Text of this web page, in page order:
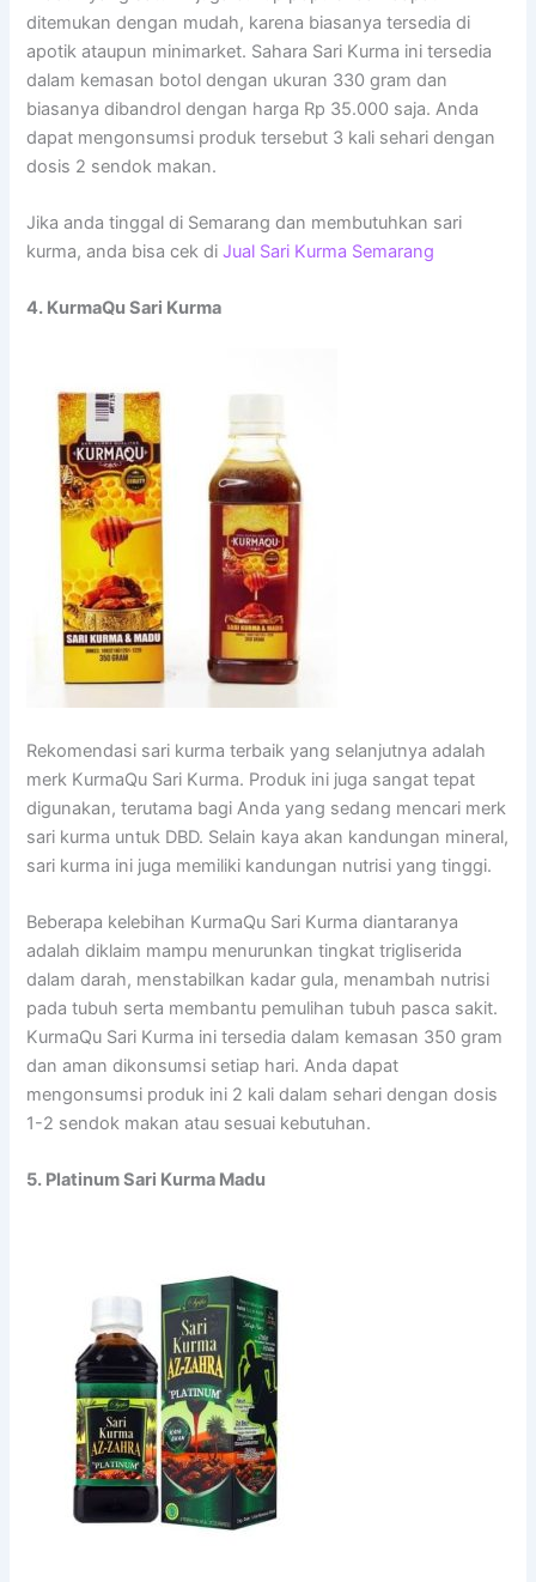
ditemukan dengan mudah, karena biasanya tersedia di
apotik ataupun minimarket. Sahara Sari Kurma ini tersedia
dalam kemasan botol dengan ukuran 330 gram dan
biasanya dibandrol dengan harga Rp 35.000 saja. Anda
dapat mengonsumsi produk tersebut 3 kali sehari dengan
dosis 2 sendok makan.
Jika anda tinggal di Semarang dan membutuhkan sari
kurma, anda bisa cek diJual Sari Kurma Semarang
4. KurmaQu Sari Kurma
Rekomendasi sari kurma terbaik yang selanjutnya adalah
merk KurmaQu Sari Kurma. Produk ini juga sangat tepat
digunakan, terutama bagi Anda yang sedang mencari merk
sari kurma untuk DBD. Selain kaya akan kandungan mineral,
sari kurma ini juga memiliki kandungan nutrisi yang tinggi.
Beberapa kelebihan KurmaQu Sari Kurma diantaranya
adalah diklaim mampu menurunkan tingkat trigliserida
dalam darah, menstabilkan kadar gula, menambah nutrisi
pada tubuh serta membantu pemulihan tubuh pasca sakit.
KurmaQu Sari Kurma ini tersedia dalam kemasan 350 gram
dan aman dikonsumsi setiap hari. Anda dapat
mengonsumsi produk ini 2 kali dalam sehari dengan dosis
1-2 sendok makan atau sesuai kebutuhan.
5. Platinum Sari Kurma Madu